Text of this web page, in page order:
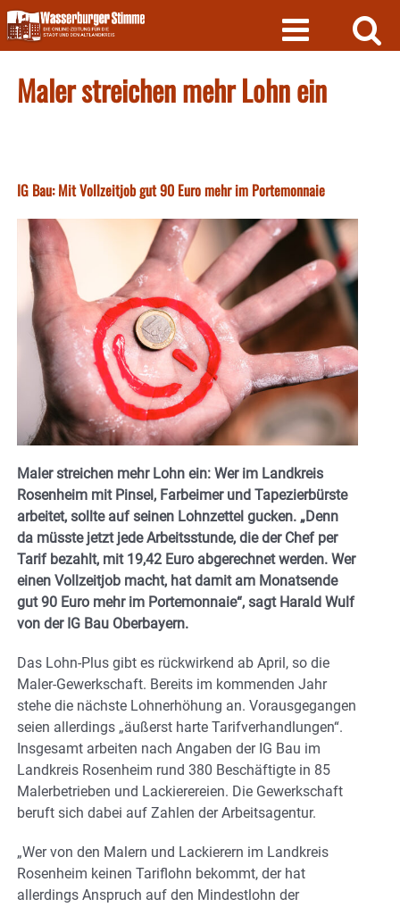
Skip
to
content
Maler streichen mehr Lohn ein
IG Bau: Mit Vollzeitjob gut 90 Euro mehr im Portemonnaie
Maler streichen mehr Lohn ein: Wer im Landkreis
Rosenheim mit Pinsel, Farbeimer und Tapezierbürste
arbeitet, sollte auf seinen Lohnzettel gucken. „Denn
da müsste jetzt jede Arbeitsstunde, die der Chef per
Tarif bezahlt, mit 19,42 Euro abgerechnet werden. Wer
einen Vollzeitjob macht, hat damit am Monatsende
gut 90 Euro mehr im Portemonnaie“, sagt Harald Wulf
von der IG Bau Oberbayern.
Das Lohn-Plus gibt es rückwirkend ab April, so die
Maler-Gewerkschaft. Bereits im kommenden Jahr
stehe die nächste Lohnerhöhung an. Vorausgegangen
seien allerdings „äußerst harte Tarifverhandlungen“.
Insgesamt arbeiten nach Angaben der IG Bau im
Landkreis Rosenheim rund 380 Beschäftigte in 85
Malerbetrieben und Lackierereien. Die Gewerkschaft
beruft sich dabei auf Zahlen der Arbeitsagentur.
„Wer von den Malern und Lackierern im Landkreis
Rosenheim keinen Tariflohn bekommt, der hat
allerdings Anspruch auf den Mindestlohn der